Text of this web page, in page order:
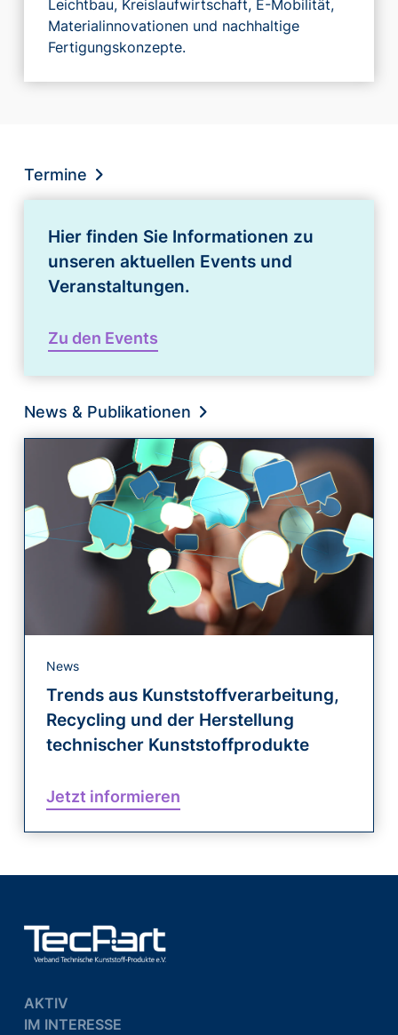
Leichtbau, Kreislaufwirtschaft, E-Mobilität,
Materialinnovationen und nachhaltige
Fertigungskonzepte.
Termine
Hier finden Sie Informationen zu
unseren aktuellen Events und
Veranstaltungen.
Zu den Events
News & Publikationen
News
Trends aus Kunststoffverarbeitung,
Recycling und der Herstellung
technischer Kunststoffprodukte
Jetzt informieren
AKTIV
IM INTERESSE